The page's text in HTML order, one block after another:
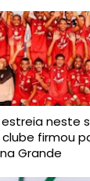
neste
firmou
Grande